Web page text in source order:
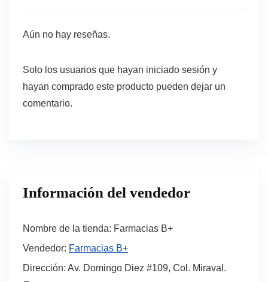
Aún no hay reseñas.
Solo los usuarios que hayan iniciado sesión y
hayan comprado este producto pueden dejar un
comentario.
Información del vendedor
Nombre de la tienda: Farmacias B+
Vendedor: Farmacias B+
Dirección: Av. Domingo Diez #109, Col. Miraval.